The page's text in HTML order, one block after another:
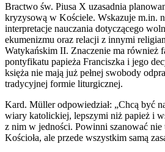
Bractwo św. Piusa X uzasadnia
kryzysową w Kościele. Wskazuje m.in.
interpretacje nauczania dotyczącego
ekumenizmu oraz relacji z innymi
Watykańskim II. Znaczenie ma również
pontyfikatu papieża Franciszka i jego
księża nie mają już pełnej swobody
tradycyjnej formie liturgicznej.
Kard. Müller odpowiedział: „Chcą być
wiary katolickiej, lepszymi niż papież i
z nim w jedności. Powinni szanować
Kościoła, ale przede wszystkim samą